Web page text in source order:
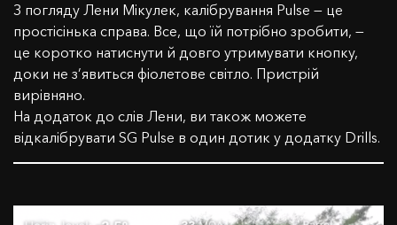
З погляду Лени Мікулек, калібрування Pulse — це
простісінька справа. Все, що їй потрібно зробити, —
це коротко натиснути й довго утримувати кнопку,
доки не з’явиться фіолетове світло. Пристрій
вирівняно.
На додаток до слів Лени, ви також можете
відкалібрувати SG Pulse в один дотик у додатку Drills.